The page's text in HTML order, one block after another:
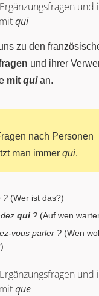
und
qui
zu den
und ihrer
mit quian.
nach Personen
man immer qui.
? (Wer ist das?)
qui ? (Auf wen
vous parler ? (Wen
und
que